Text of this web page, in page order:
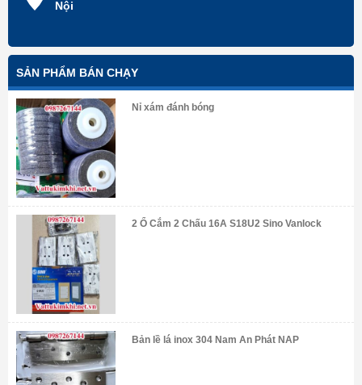
Nội
SẢN PHẨM BÁN CHẠY
Nỉ xám đánh bóng
2 Ổ Cắm 2 Chấu 16A S18U2 Sino Vanlock
Bản lề lá inox 304 Nam An Phát NAP